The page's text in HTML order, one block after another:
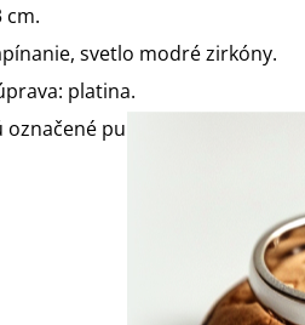
cm.
svetlo modré zirkóny.
platina.
puncom 925.